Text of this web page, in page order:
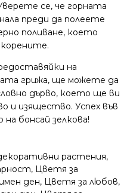
се, че горната
преди да полеете
поливане, което
на
грижа, ще можете да
дърво, което ще ви
и изящество. Успех във
бонсай зелкова!
растения,
, Цветя за
ден, Цветя за любов,